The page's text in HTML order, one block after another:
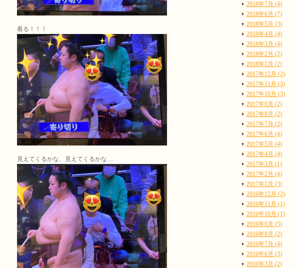
着る！！！
見えてくるかな、見えてくるかな…
2018年7月 (4)
2018年6月 (7)
2018年5月 (3)
2018年4月 (4)
2018年3月 (4)
2018年2月 (2)
2018年1月 (2)
2017年12月 (2)
2017年11月 (3)
2017年10月 (3)
2017年9月 (2)
2017年8月 (2)
2017年7月 (2)
2017年6月 (4)
2017年5月 (4)
2017年4月 (4)
2017年3月 (1)
2017年2月 (4)
2017年1月 (3)
2016年12月 (2)
2016年11月 (1)
2016年10月 (1)
2016年9月 (5)
2016年8月 (2)
2016年7月 (4)
2016年6月 (3)
2016年3月 (2)